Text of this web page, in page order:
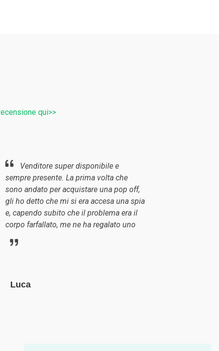
qui>>
Venditore super disponibile e
sempre presente. La prima volta che
sono andato per acquistare una pop off,
gli ho detto che mi si era accesa una spia
e, capendo subito che il problema era il
corpo farfallato, me ne ha regalato uno
Luca